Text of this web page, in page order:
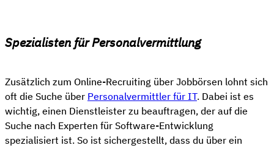
Spezialisten für Personalvermittlung
Zusätzlich zum Online-Recruiting über Jobbörsen lohnt sich
oft die Suche über Personalvermittler für IT. Dabei ist es
wichtig, einen Dienstleister zu beauftragen, der auf die
Suche nach Experten für Software-Entwicklung
spezialisiert ist. So ist sichergestellt, dass du über ein